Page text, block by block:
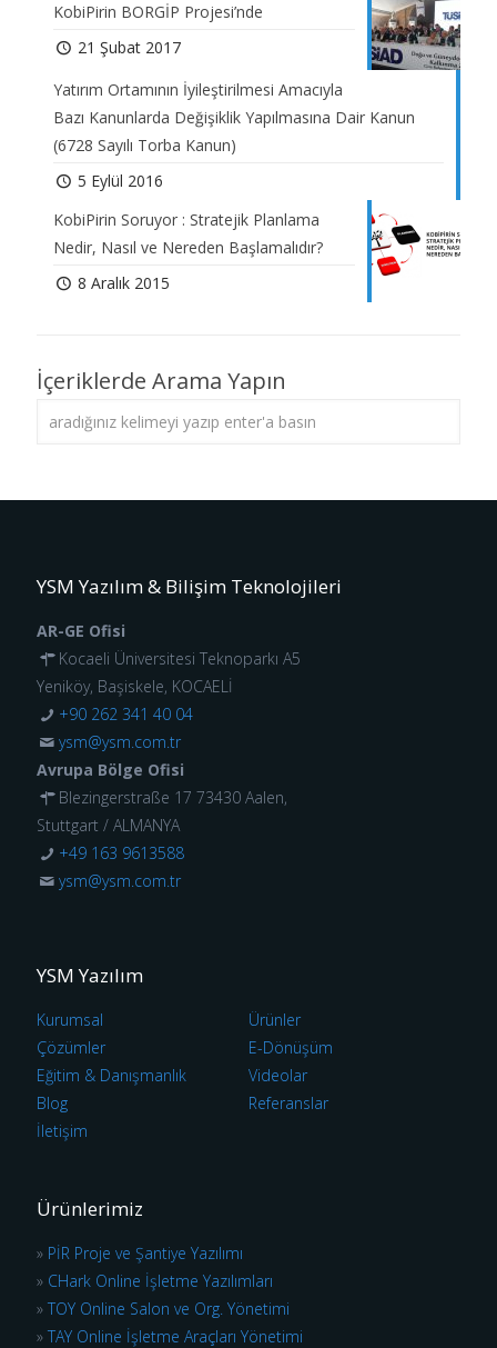
KobiPirin BORGİP Projesi’nde
21 Şubat 2017
Yatırım Ortamının İyileştirilmesi Amacıyla
Bazı Kanunlarda Değişiklik Yapılmasına Dair Kanun
(6728 Sayılı Torba Kanun)
5 Eylül 2016
KobiPirin Soruyor : Stratejik Planlama
Nedir, Nasıl ve Nereden Başlamalıdır?
8 Aralık 2015
İçeriklerde Arama Yapın
YSM Yazılım & Bilişim Teknolojileri
AR-GE Ofisi
Kocaeli Üniversitesi Teknoparkı A5
Yeniköy, Başiskele, KOCAELİ
+90 262 341 40 04
ysm@ysm.com.tr
Avrupa Bölge Ofisi
Blezingerstraße 17 73430 Aalen,
Stuttgart / ALMANYA
+49 163 9613588
ysm@ysm.com.tr
YSM Yazılım
Kurumsal
Ürünler
Çözümler
E-Dönüşüm
Eğitim & Danışmanlık
Videolar
Blog
Referanslar
İletişim
Ürünlerimiz
» PİR Proje ve Şantiye Yazılımı
» CHark Online İşletme Yazılımları
» TOY Online Salon ve Org. Yönetimi
» TAY Online İşletme Araçları Yönetimi